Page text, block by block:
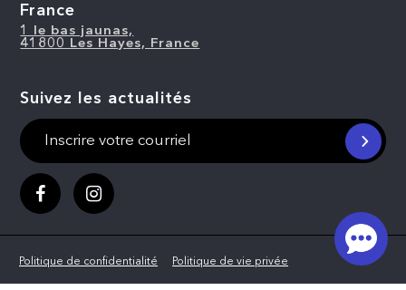
France
1 le bas jaunas,
41800 Les Hayes, France
Suivez les actualités
Politique de confidentialité Politique de vie privée